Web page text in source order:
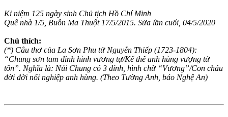
Kỉ niệm 125 ngày sinh Chủ tịch Hồ Chí Minh
Quê nhà 1/5, Buôn Ma Thuột 17/5/2015. Sửa lần cuối, 04/5/2020
Chú thích:
(*) Câu thơ của La Sơn Phu tử Nguyễn Thiếp (1723-1804):
“Chung sơn tam đỉnh hình vương tự/Kế thế anh hùng vượng tử
tôn”. Nghĩa là: Núi Chung có 3 đỉnh, hình chữ “Vương”/Con cháu
đời đời nối nghiệp anh hùng. (Theo Tường Anh, báo Nghệ An)